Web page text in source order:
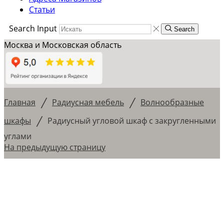
Статьи
Search Input
Search
Москва и Московская область
Главная / Радиусная мебель / Волнообразные
шкафы / Радиусный угловой шкаф с закругленными
углами
На предыдущую страницу